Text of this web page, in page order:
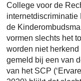
College voor de
internetdiscriminatie
de
vormen slechts het
worden niet
gemeld bij een van
van het SCP